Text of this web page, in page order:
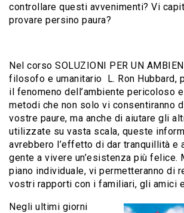
controllare questi avvenimenti? Vi
provare persino paura?
Nel corso SOLUZIONI PER UN
filosofo e umanitario L. Ron Hubbard,
il fenomeno dell’ambiente pericoloso
metodi che non solo vi consentiranno
vostre paure, ma anche di aiutare gli
utilizzate su vasta scala, queste
avrebbero l’effetto di dar tranquillità e
gente a vivere un’esistenza più felice.
piano individuale, vi permetteranno di
vostri rapporti con i familiari, gli amici
Negli ultimi giorni